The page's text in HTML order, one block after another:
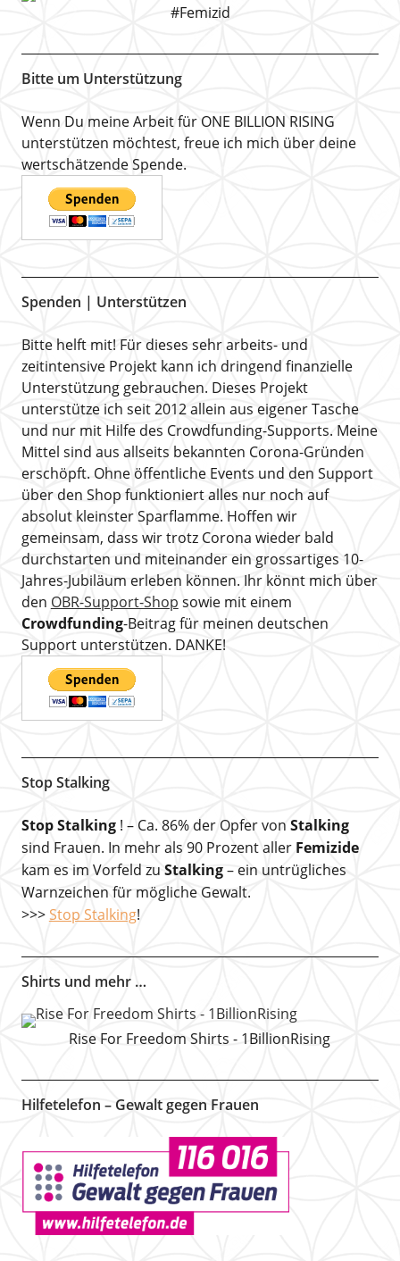
#Femizid
Bitte um Unterstützung
Wenn Du meine Arbeit für ONE BILLION RISING
unterstützen möchtest, freue ich mich über deine
wertschätzende Spende.
Spenden | Unterstützen
Bitte helft mit! Für dieses sehr arbeits- und
zeitintensive Projekt kann ich dringend finanzielle
Unterstützung gebrauchen. Dieses Projekt
unterstütze ich seit 2012 allein aus eigener Tasche
und nur mit Hilfe des Crowdfunding-Supports. Meine
Mittel sind aus allseits bekannten Corona-Gründen
erschöpft. Ohne öffentliche Events und den Support
über den Shop funktioniert alles nur noch auf
absolut kleinster Sparflamme. Hoffen wir
gemeinsam, dass wir trotz Corona wieder bald
durchstarten und miteinander ein grossartiges 10-
Jahres-Jubiläum erleben können. Ihr könnt mich über
den OBR-Support-Shop sowie mit einem
Crowdfunding-Beitrag für meinen deutschen
Support unterstützen. DANKE!
Stop Stalking
Stop Stalking! – Ca. 86% der Opfer von Stalking
sind Frauen. In mehr als 90 Prozent aller Femizide
kam es im Vorfeld zu Stalking– ein untrügliches
Warnzeichen für mögliche Gewalt.
>>> Stop Stalking!
Shirts und mehr …
Rise For Freedom Shirts - 1BillionRising
Hilfetelefon – Gewalt gegen Frauen